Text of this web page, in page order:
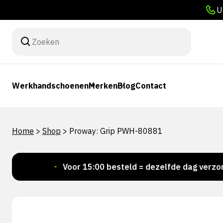
WerkhandschoenenMerkenBlogContact
Home > Shop > Proway: Grip PWH-80881
Voor 15:00 besteld = dezelfde dag verzonden